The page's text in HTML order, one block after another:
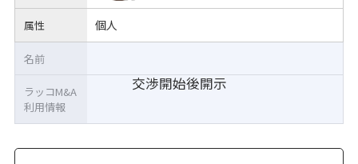
属性 個人
交渉開始後開示
名前
ラッコM&A
利用情報